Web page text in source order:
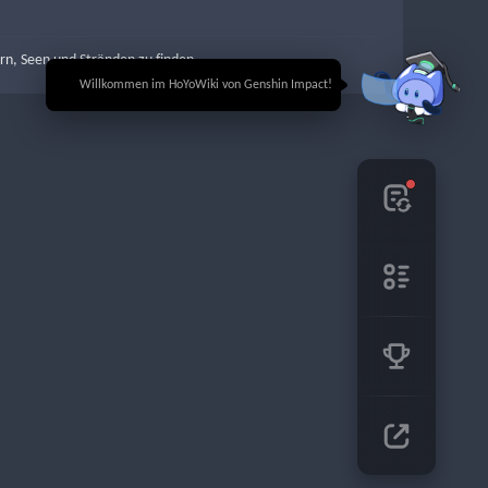
🎉 Willkommen im HoYoWiki von Genshin Impact!
Seen und Stränden zu finden